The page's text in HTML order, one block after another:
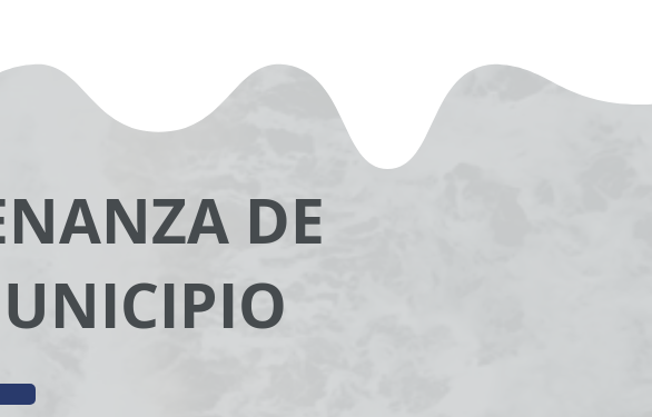
DE